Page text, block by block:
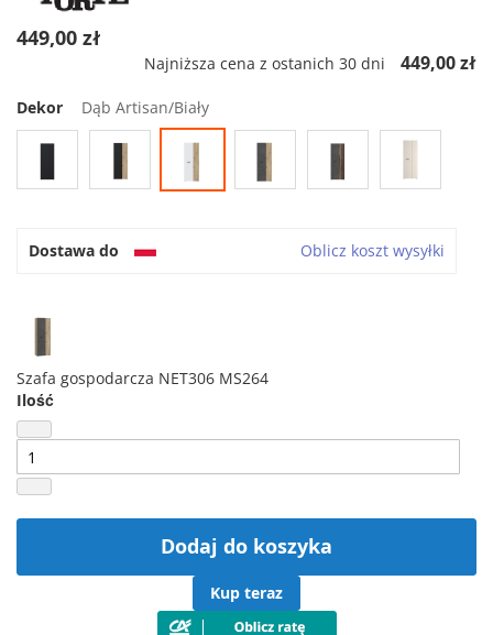
449,00 zł
Najniższa cena z ostanich 30 dni 449,00 zł
Dekor Dąb Artisan/Biały
Dostawa do Oblicz koszt wysyłki
Szafa gospodarcza NET306 MS264
Ilość
Dodaj do koszyka
Kup teraz